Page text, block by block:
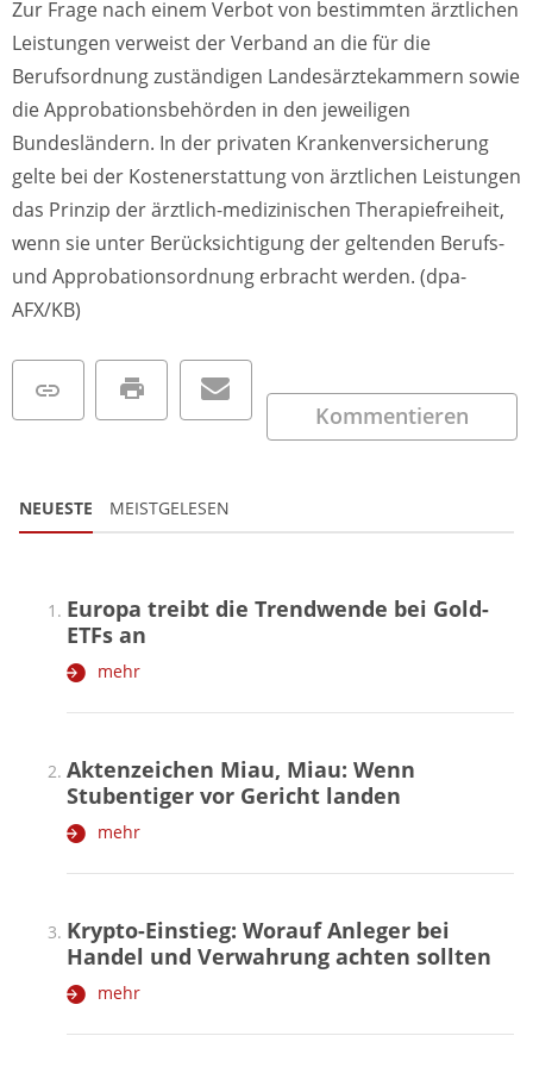
Zur Frage nach einem Verbot von bestimmten ärztlichen
Leistungen verweist der Verband an die für die
Berufsordnung zuständigen Landesärztekammern sowie
die Approbationsbehörden in den jeweiligen
Bundesländern. In der privaten Krankenversicherung
gelte bei der Kostenerstattung von ärztlichen Leistungen
das Prinzip der ärztlich-medizinischen Therapiefreiheit,
wenn sie unter Berücksichtigung der geltenden Berufs-
und Approbationsordnung erbracht werden. (dpa-
AFX/KB)
Kommentieren
NEUESTE MEISTGELESEN
Europa treibt die Trendwende bei Gold-
ETFs an
mehr
Aktenzeichen Miau, Miau: Wenn
Stubentiger vor Gericht landen
mehr
Krypto-Einstieg: Worauf Anleger bei
Handel und Verwahrung achten sollten
mehr